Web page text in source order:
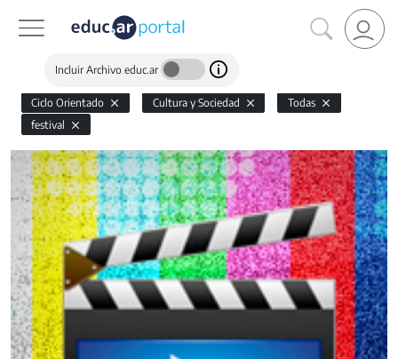
Incluir Archivo educ.ar
Ciclo Orientado Cultura y Sociedad
Todas
festival